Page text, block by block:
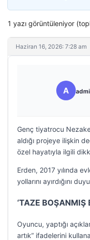
1 yazı görüntüleniyor
Haziran 16, 2026: 7:28 am
A
Genç tiyatrocu
aldığı projeye ilişkin
özel hayatıyla ilgili
Erden, 2017 yılında
yollarını ayırdığını
‘TAZE BOŞANMIŞ
Oyuncu, yaptığı
artık” ifadelerini